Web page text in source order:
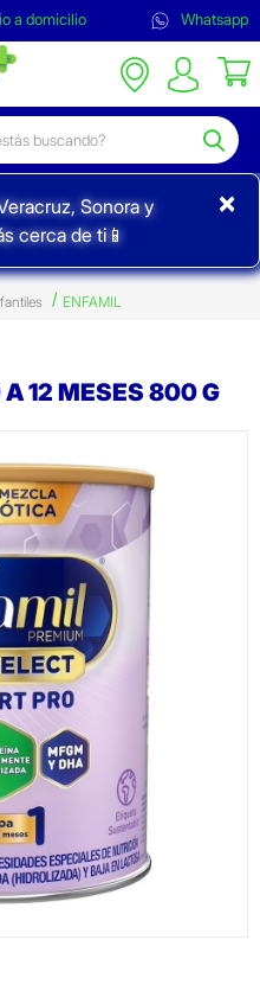
a domicilio Whatsapp
Sonora y
cerca de ti📱
×
ENFAMIL
12 MESES 800 G